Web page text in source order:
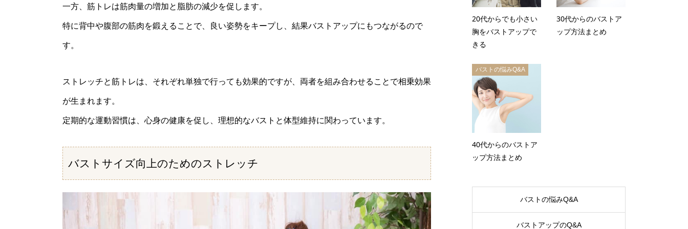
一方、筋トレは筋肉量の増加と脂肪の減少を促します。
特に背中や腹部の筋肉を鍛えることで、良い姿勢をキープし、結果バストアップにもつながるので
す。
ストレッチと筋トレは、それぞれ単独で行っても効果的ですが、両者を組み合わせることで相乗効果
が生まれます。
定期的な運動習慣は、心身の健康を促し、理想的なバストと体型維持に関わっています。
バストサイズ向上のためのストレッチ
20代からでも小さい
胸をバストアップで
きる
30代からのバストア
ップ方法まとめ
バストの悩みQ&A
40代からのバストア
ップ方法まとめ
バストの悩みQ&A
バストアップのQ&A